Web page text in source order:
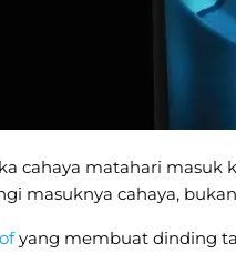
cahaya matahari masuk
masuknya cahaya,
yang membuat dinding